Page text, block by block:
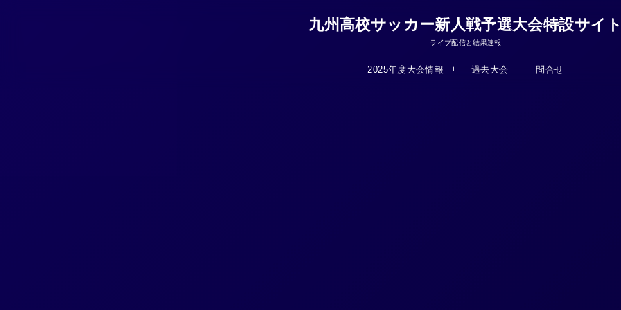
九州高校サッカー新人戦予選大会特設サイ
ライブ配信と結果速報
2025年度大会情報 過去大会 問合せ